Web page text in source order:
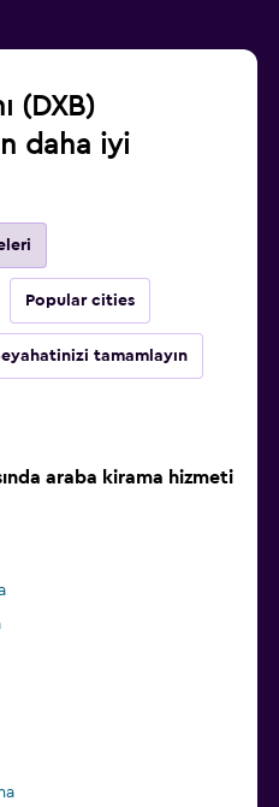
(DXB)
daha iyi
Popular cities
tamamlayın
araba kirama hizmeti